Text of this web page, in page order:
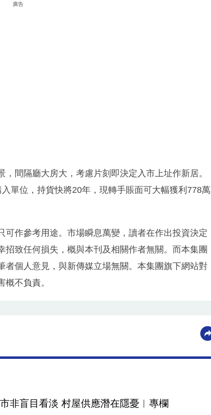
廣告
間隔廳大房大，考慮片刻即決定入市上址作新居。
單位，持貨快將20年，現轉手賬面可大幅獲利778萬
作參考用途。市場瞬息萬變，讀者在作出投資決定
致任何損失，概與本刊及相關作者無關。而本集團
個人意見，與新傳媒立場無關。本集團旗下網站對
不負責。
非盲目看淡 村屋供應潛在隱憂︳專欄